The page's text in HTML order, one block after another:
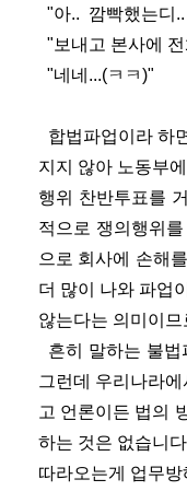
"아.. 깜빡했는디
"보내고 본사에
"네네...(ㅋㅋ)"
합법파업이라 하
지지 않아 노동부
행위 찬반투표를
적으로 쟁의행위
으로 회사에 손해
더 많이 나와 파업
않는다는 의미이
흔히 말하는 불법
그런데 우리나라
고 언론이든 법의
하는 것은 없습니
따라오는게 업무